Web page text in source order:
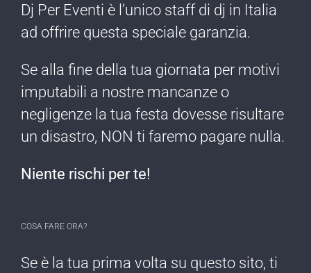
Dj Per Eventi è l’​unico staff di dj ​in Italia
ad offrire ​questa speciale garanzia.
Se alla fine della tua giornata per motivi
imputabili a nostre mancanze o
negligenze ​la tua festa dovesse risultare
un disastro, NON ti faremo pagare nulla​.
Niente rischi per te!​
COSA FARE ORA?
Se è la tua prima ​volta su questo sito, ti